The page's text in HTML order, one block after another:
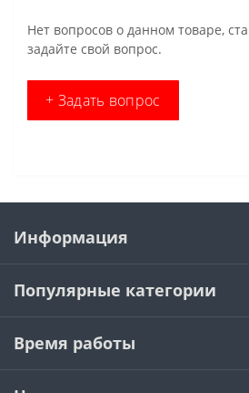
Нет вопросов о данном товаре,
задайте свой вопрос.
+ Задать вопрос
Информация
Популярные категории
Время работы